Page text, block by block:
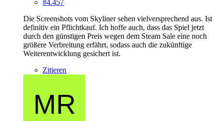
#4.457
Die Screenshots vom Skyliner sehen vielversprechend aus. Ist
definitiv ein Pflichtkauf. Ich hoffe auch, dass das Spiel jetzt
durch den günstigen Preis wegen dem Steam Sale eine noch
größere Verbreitung erfährt, sodass auch die zukünftige
Weiterentwicklung gesichert ist.
Zitieren